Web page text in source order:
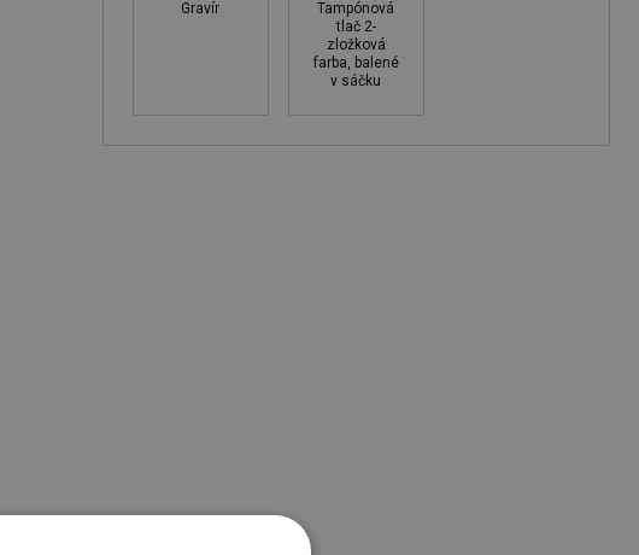
Gravír
Tampónová
tlač 2-
zložková
farba, balené
v sáčku